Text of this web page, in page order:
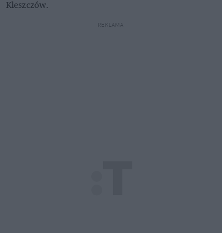
Kleszczów.
REKLAMA